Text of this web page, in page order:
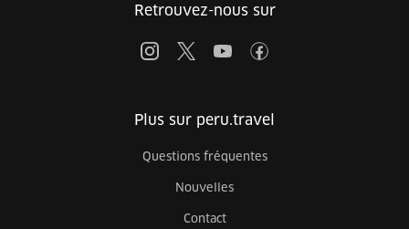
Retrouvez-nous sur
Plus sur peru.travel
Questions fréquentes
Nouvelles
Contact